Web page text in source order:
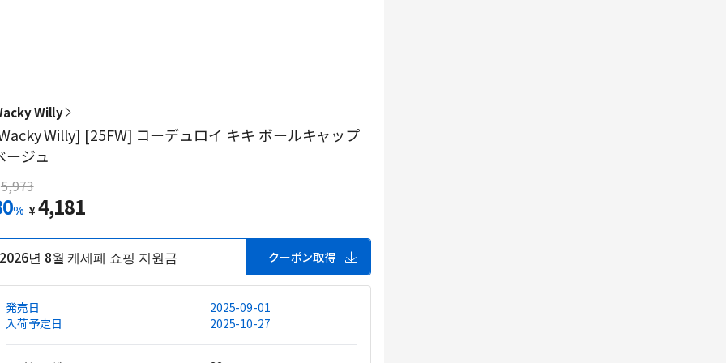
Willy
Willy] [25FW] コーデュロイ キキ ボールキャップ
ージュ
5,973
% ¥ 4,181
2026년 8월 케세페 쇼핑 지원금 クーポン取得
発売日
2025-09-01
入荷予定日
2025-10-27